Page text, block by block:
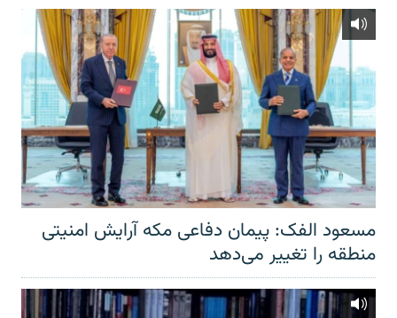
مسعود الفک: پیمان دفاعی مکه آرایش امنیتی
منطقه را تغییر می‌دهد